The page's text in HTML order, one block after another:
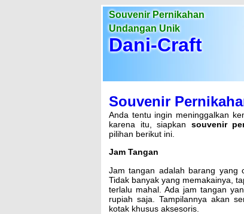
Souvenir Pernikahan
Undangan Unik
Dani-Craft
Souvenir
Anda tentu ingin meninggalkan
karena itu, siapkan souvenir
pilihan berikut ini.
Jam Tangan
Jam tangan adalah barang yang
Tidak banyak yang memakainya,
terlalu mahal. Ada jam tangan
rupiah saja. Tampilannya akan
kotak khusus aksesoris.